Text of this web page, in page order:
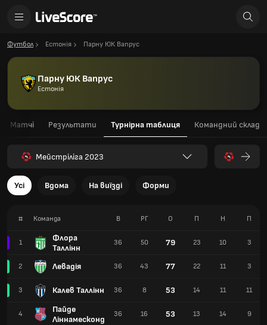
Футбол Естонія Парну ЮК Вапрус
Парну ЮК Вапрус
Естонія
Матчі Результати Турнірна таблиця Командний склад
Мейстріліга 2023
Усі Вдома На виїзді Форми
# Команда
1
Флора
Таллінн
2 Левадія
3 Калев Таллінн
4
Пайде
Ліннамесконд
В РГ О П Н П
36 50 79 23 10 3
36 43 77 22 11 3
36 8 53 14 11 11
36 16 53 13 14 9